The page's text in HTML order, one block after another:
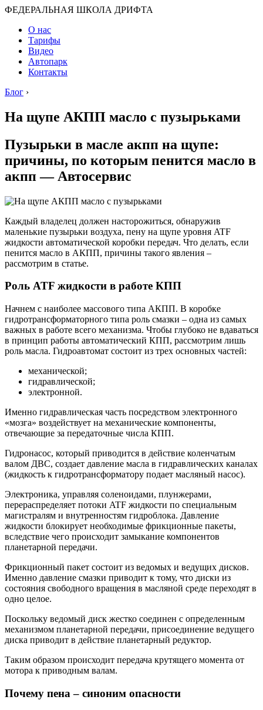
ФЕДЕРАЛЬНАЯ ШКОЛА ДРИФТА
О нас
Тарифы
Видео
Автопарк
Контакты
Блог ›
На щупе АКПП масло с пузырьками
Пузырьки в масле акпп на щупе:
причины, по которым пенится масло в
акпп — Автосервис
Каждый владелец должен насторожиться, обнаружив
маленькие пузырьки воздуха, пену на щупе уровня ATF
жидкости автоматической коробки передач. Что делать, если
пенится масло в АКПП, причины такого явления –
рассмотрим в статье.
Роль ATF жидкости в работе КПП
Начнем с наиболее массового типа АКПП. В коробке
гидротрансформаторного типа роль смазки – одна из самых
важных в работе всего механизма. Чтобы глубоко не вдаваться
в принцип работы автоматический КПП, рассмотрим лишь
роль масла. Гидроавтомат состоит из трех основных частей:
механической;
гидравлической;
электронной.
Именно гидравлическая часть посредством электронного
«мозга» воздействует на механические компоненты,
отвечающие за передаточные числа КПП.
Гидронасос, который приводится в действие коленчатым
валом ДВС, создает давление масла в гидравлических каналах
(жидкость к гидротрансформатору подает масляный насос).
Электроника, управляя соленоидами, плунжерами,
перераспределяет потоки ATF жидкости по специальным
магистралям и внутренностям гидроблока. Давление
жидкости блокирует необходимые фрикционные пакеты,
вследствие чего происходит замыкание компонентов
планетарной передачи.
Фрикционный пакет состоит из ведомых и ведущих дисков.
Именно давление смазки приводит к тому, что диски из
состояния свободного вращения в масляной среде переходят в
одно целое.
Поскольку ведомый диск жестко соединен с определенным
механизмом планетарной передачи, присоединение ведущего
диска приводит в действие планетарный редуктор.
Таким образом происходит передача крутящего момента от
мотора к приводным валам.
Почему пена – синоним опасности